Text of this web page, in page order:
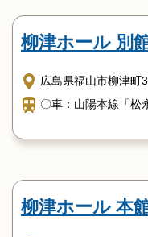
柳津ホール 別
広島県福山市柳津町
〇車：山陽本線「松
柳津ホール 本